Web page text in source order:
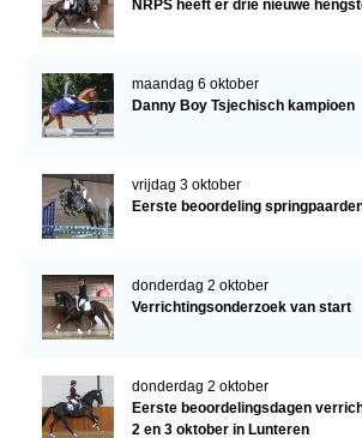
NRPS heeft er drie nieuwe
maandag 6 oktober
Danny Boy Tsjechisch kampioen
vrijdag 3 oktober
Eerste beoordeling
donderdag 2 oktober
Verrichtingsonderzoek van start
donderdag 2 oktober
Eerste beoordelingsdagen
2 en 3 oktober in Lunteren